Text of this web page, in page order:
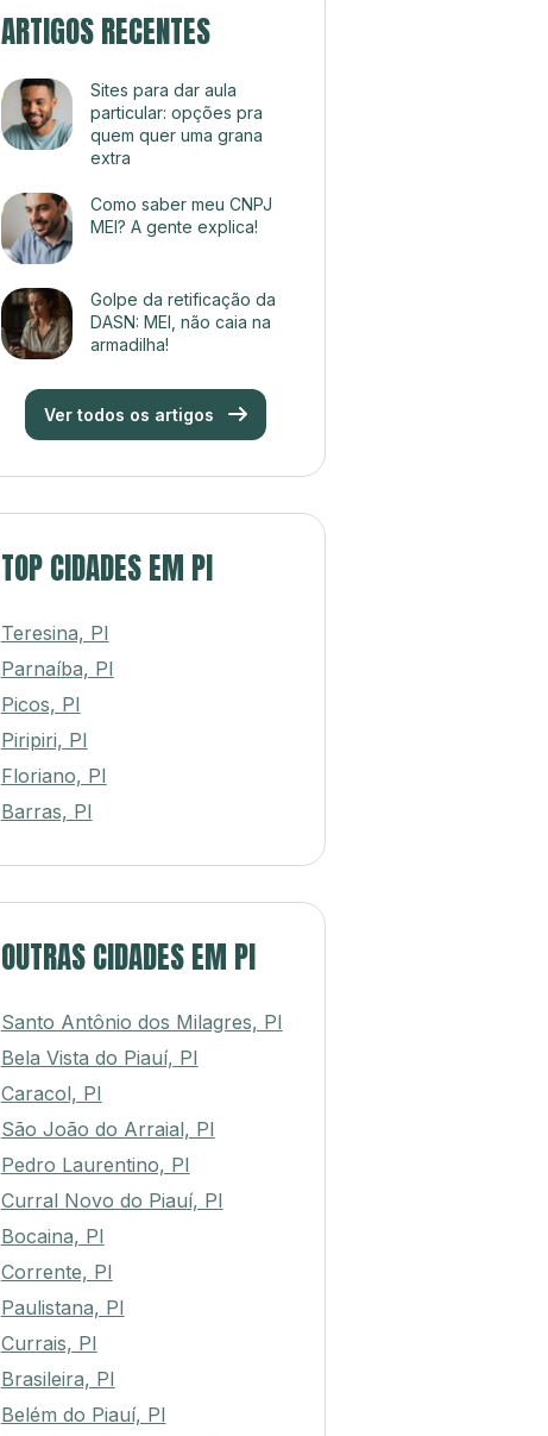
ARTIGOS RECENTES
Sites para dar aula
particular: opções pra
quem quer uma grana
extra
Como saber meu CNPJ
MEI? A gente explica!
Golpe da retificação da
DASN: MEI, não caia na
armadilha!
Ver todos os artigos
TOP CIDADES EM PI
Teresina, PI
Parnaíba, PI
Picos, PI
Piripiri, PI
Floriano, PI
Barras, PI
OUTRAS CIDADES EM PI
Santo Antônio dos Milagres, PI
Bela Vista do Piauí, PI
Caracol, PI
São João do Arraial, PI
Pedro Laurentino, PI
Curral Novo do Piauí, PI
Bocaina, PI
Corrente, PI
Paulistana, PI
Currais, PI
Brasileira, PI
Belém do Piauí, PI